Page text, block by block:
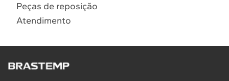
Peças de reposição
Atendimento